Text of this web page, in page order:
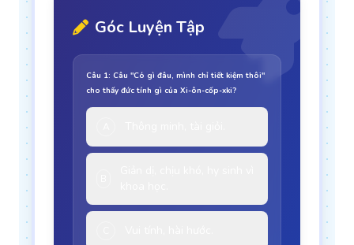
Góc Luyện Tập
Câu 1: Câu "Có gì đâu, mình chỉ tiết kiệm thôi"
cho thấy đức tính gì của Xi-ôn-cốp-xki?